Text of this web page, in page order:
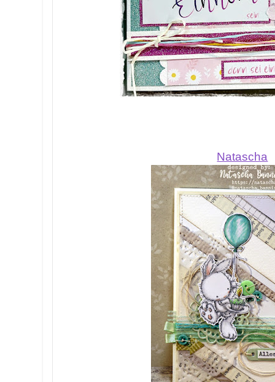
Natascha